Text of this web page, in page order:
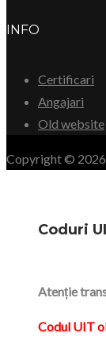
INFO
Certificari
Angajari
Old website
Copyright © 2026
Coduri
Atenție
Codul UIT